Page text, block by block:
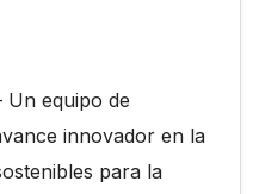
Un equipo de
innovador en la
para la